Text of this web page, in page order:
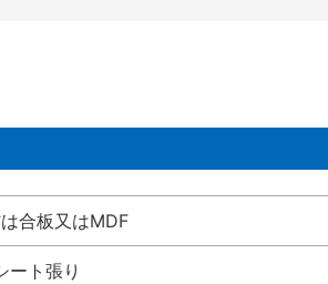
合板又はMDF
ート張り